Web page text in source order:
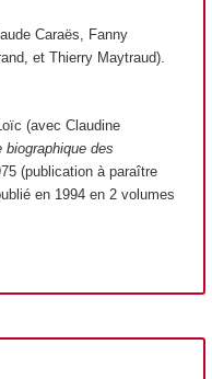
Caraës, Fanny
et Thierry Maytraud).
(avec Claudine
biographique des
(publication à paraître
en 1994 en 2 volumes